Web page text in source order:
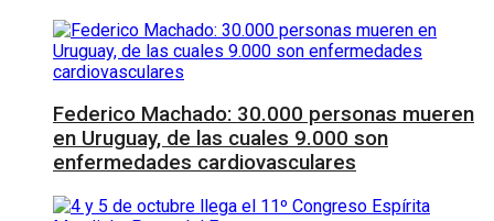
Federico Machado: 30.000 personas mueren
en Uruguay, de las cuales 9.000 son
enfermedades cardiovasculares